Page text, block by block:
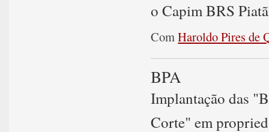
o Capim BRS
ComHaroldo Pires de
BPA
Implantação das
Corte" em